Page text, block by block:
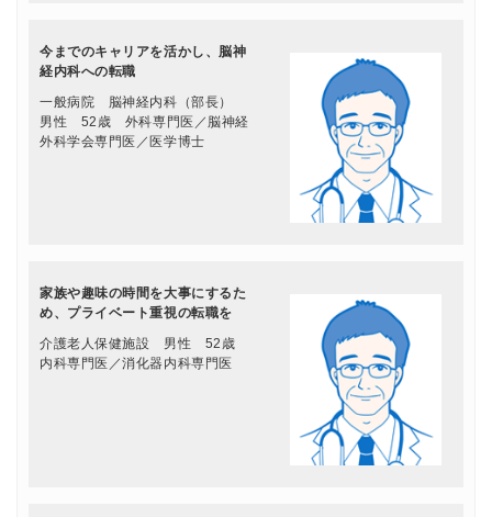
今までのキャリアを活かし、脳神
経内科への転職
一般病院 脳神経内科（部長）
男性 52歳 外科専門医／脳神経
外科学会専門医／医学博士
家族や趣味の時間を大事にするた
め、プライベート重視の転職を
介護老人保健施設 男性 52歳
内科専門医／消化器内科専門医